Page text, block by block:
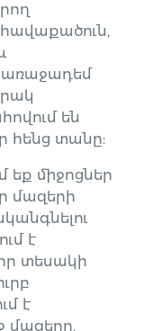
առաջադեմ
են
հենց տանը:
եք միջոցներ
մազերի
է
տեսակի
է
մազերը,